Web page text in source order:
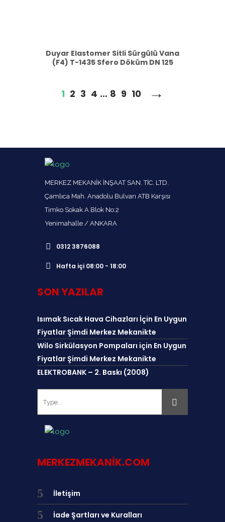
Duyar Elastomer Sitli Sürgülü Vana
(F4) T-1435 Sfero Döküm DN 125
1 2 3 4 … 8 9 10 →
MERKEZ MEKANİK İNŞAAT SAN. TİC. LTD.
Çamlıca Mah. Anadolu Bulvarı ATB Karşısı
Timko Sokak A Blok No:2
Yenimahalle / ANKARA
0312 3876088
Hafta içi 08:00 - 18:00
SON YAZILAR
Isımak Sıcak Hava Cihazları İçin En Uygun
Fiyatlar Şimdi Merkez Mekanikte
Wilo Sirkülasyon Pompaları için En Uygun
Fiyatlar Şimdi Merkez Mekanikte
ELEKTROBANK – 2. Baskı (2008)
MERKEZMEKANIK.COM
İletişim
İade Şartları ve Kuralları